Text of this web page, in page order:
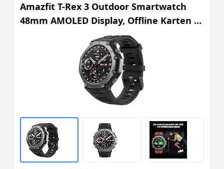
Amazfit T-Rex 3 Outdoor Smartwatch
48mm AMOLED Display, Offline Karten &
Navigation, 6 Satellitensysteme Dual
Band GPS, 27 Tage Akkulaufzeit, NFC
Zahlung, 170+ Sportmodus, 45m
Freitauchen für Abenteuer